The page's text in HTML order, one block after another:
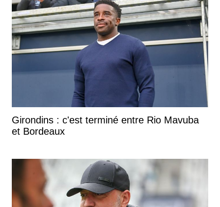
Girondins : c'est terminé entre Rio Mavuba
et Bordeaux